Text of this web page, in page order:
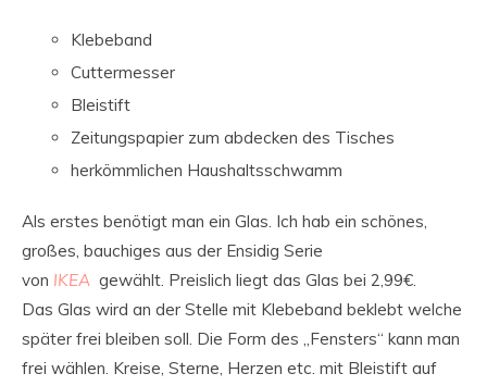
Klebeband
Cuttermesser
Bleistift
Zeitungspapier zum abdecken des Tisches
herkömmlichen Haushaltsschwamm
Als erstes benötigt man ein Glas. Ich hab ein schönes,
großes, bauchiges aus der Ensidig Serie
von IKEA gewählt. Preislich liegt das Glas bei 2,99€.
Das Glas wird an der Stelle mit Klebeband beklebt welche
später frei bleiben soll. Die Form des „Fensters“ kann man
frei wählen. Kreise, Sterne, Herzen etc. mit Bleistift auf